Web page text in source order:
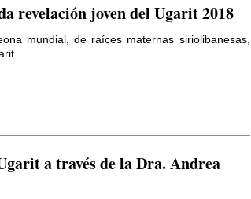
revelación joven del Ugarit 2018
mundial, de raíces maternas siriolibanesas,
a través de la Dra. Andrea